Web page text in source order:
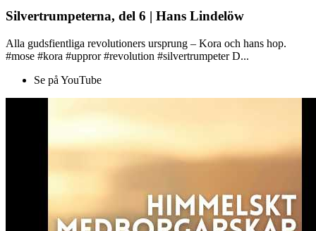
Silvertrumpeterna, del 6 | Hans Lindelöw
Alla gudsfientliga revolutioners ursprung – Kora och hans hop.
#mose #kora #uppror #revolution #silvertrumpeter D...
Se på YouTube